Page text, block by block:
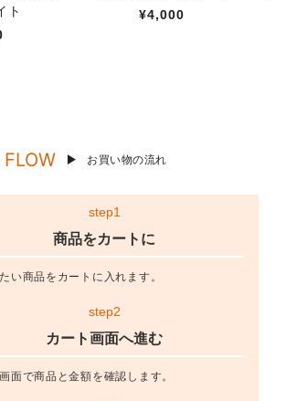
ト
¥4,000
お買い物の流れ
step1
商品をカートに
い商品をカートに入れます。
step2
カート画面へ進む
面で商品と金額を確認します。